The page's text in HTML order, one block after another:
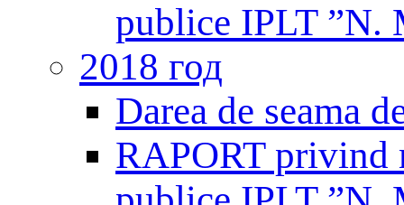
publice IPLT ”N.
2018 год
Darea de seama
RAPORT privind